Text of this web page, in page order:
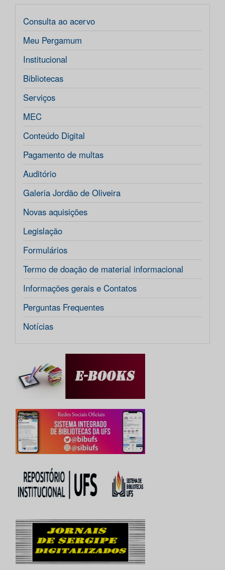
Consulta ao acervo
Meu Pergamum
Institucional
Bibliotecas
Serviços
MEC
Conteúdo Digital
Pagamento de multas
Auditório
Galeria Jordão de Oliveira
Novas aquisições
Legislação
Formulários
Termo de doação de material informacional
Informações gerais e Contatos
Perguntas Frequentes
Notícias